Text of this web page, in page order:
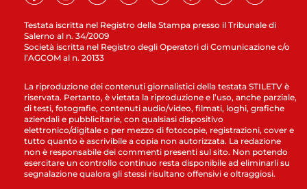
Testata iscritta nel Registro della Stampa presso il Tribunale di
Salerno al n. 34/2009
Società iscritta nel Registro degli Operatori di Comunicazione c/o
l’AGCOM al n. 20133
La riproduzione dei contenuti giornalistici della testata STILETV è
riservata. Pertanto, è vietata la riproduzione e l’uso, anche parziale,
di testi, fotografie, contenuti audio/video, filmati, loghi, grafiche
aziendali e pubblicitarie, con qualsiasi dispositivo
elettronico/digitale o per mezzo di fotocopie, registrazioni, cover e
tutto quanto è ascrivibile a copia non autorizzata. La redazione
non è responsabile dei commenti presenti sul sito. Non potendo
esercitare un controllo continuo resta disponibile ad eliminarli su
segnalazione qualora gli stessi risultano offensivi e oltraggiosi.